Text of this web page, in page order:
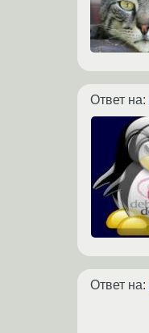
Ответ на:
Ответ на: